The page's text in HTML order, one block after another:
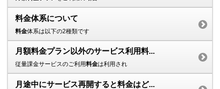
料金体系について
料金体系は以下の2種類です
月額料金プラン以外のサービス利用料...
従量課金サービスのご利用料金は利用され
月途中にサービス再開すると料金はど...